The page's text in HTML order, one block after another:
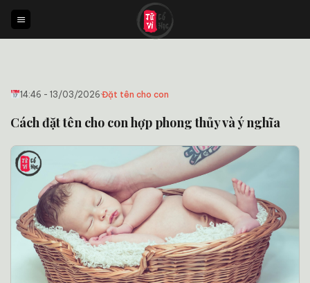
qua
nội
14:46 - 13/03/2026·Đặt tên cho con
Cách đặt tên cho con hợp phong thủy và ý nghĩa